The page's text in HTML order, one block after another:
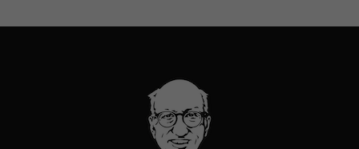
Wir verwenden Cookies und andere Technologien auf unserer Website. Einige von
Adressen), z. B. für personalisierte Anzeigen und Inhalte oder Anzeigen- und
Weitere Informationen über die Verwendung Ihrer Daten finden Sie
Hier finden Sie eine Übersicht über alle verwendeten Cookies. Sie können Ihre